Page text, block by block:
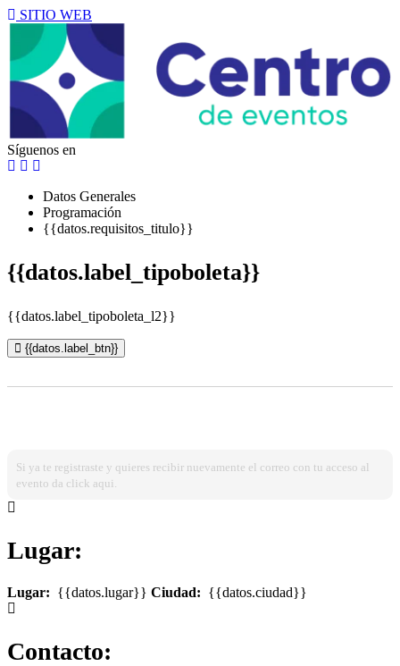
SITIO WEB
Síguenos en
Datos Generales
Programación
{{datos.requisitos_titulo}}
{{datos.label_tipoboleta}}
{{datos.label_tipoboleta_l2}}
{{datos.label_btn}}
Si ya te registraste y quieres recibir nuevamente el correo con tu acceso al
evento da click aqui.
Lugar:
Lugar: {{datos.lugar}} Ciudad: {{datos.ciudad}}
Contacto: